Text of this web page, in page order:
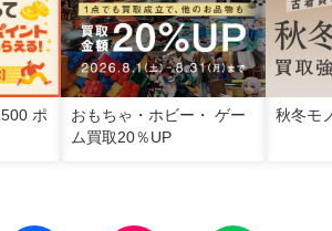
ポ
おもちゃ・ホビー・ ゲー
ム買取20％UP
秋冬モ